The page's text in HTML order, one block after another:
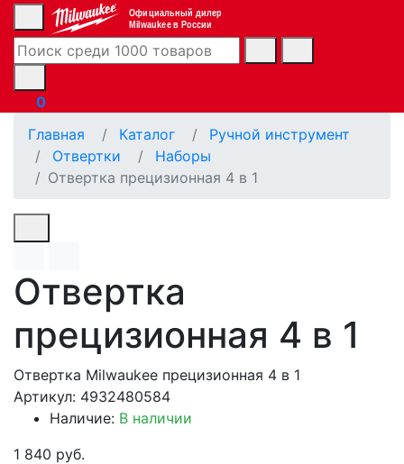
Официальный дилер
Milwaukee в России
0
Главная
Каталог
Ручной инструмент
Отвертки
Наборы
Отвертка прецизионная 4 в 1
Отвертка
прецизионная 4 в 1
Отвертка Milwaukee прецизионная 4 в 1
Артикул: 4932480584
Наличие: В наличии
1 840 руб.